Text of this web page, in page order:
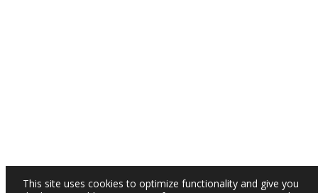
This site uses cookies to optimize functionality and give you